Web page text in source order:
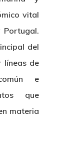
vital
Portugal.
del
líneas de
e
que
materia